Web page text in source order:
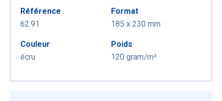
Référence
62.91
Format
185 x 230 mm
Couleur
écru
Poids
120 gram/m²